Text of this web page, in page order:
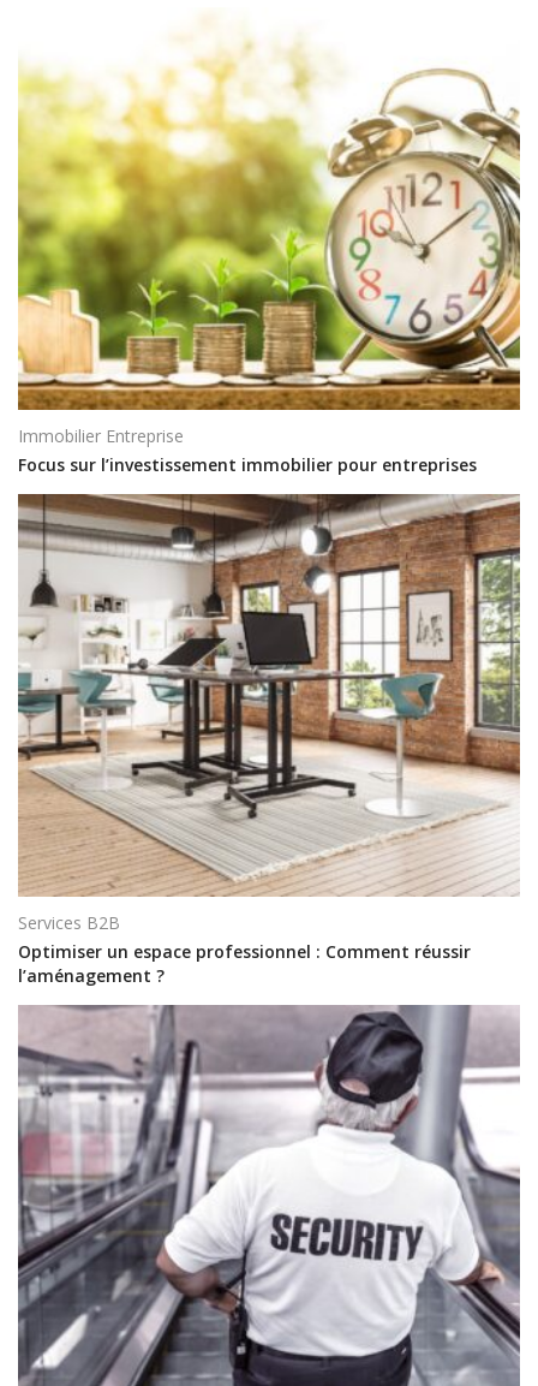
Immobilier Entreprise
Focus sur l’investissement immobilier pour entreprises
Services B2B
Optimiser un espace professionnel : Comment réussir
l’aménagement ?